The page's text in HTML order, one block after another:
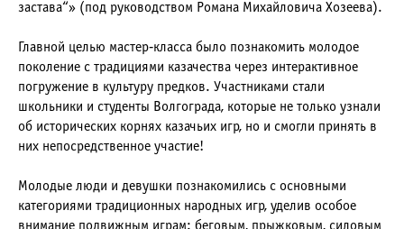
застава“» (под руководством Романа Михайловича Хозеева).
Главной целью мастер‑класса было познакомить молодое
поколение с традициями казачества через интерактивное
погружение в культуру предков. Участниками стали
школьники и студенты Волгограда, которые не только узнали
об исторических корнях казачьих игр, но и смогли принять в
них непосредственное участие!
Молодые люди и девушки познакомились с основными
категориями традиционных народных игр, уделив особое
внимание подвижным играм: беговым, прыжковым, силовым